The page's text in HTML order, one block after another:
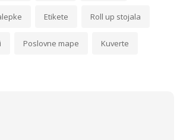
Etikete Roll up stojala
Poslovne mape Kuverte